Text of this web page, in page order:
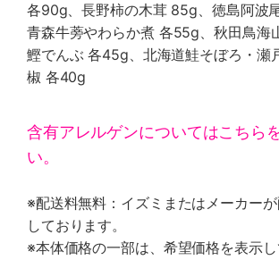
各90g、長野柿の木茸 85g、徳島阿波
青森牛蒡やわらか煮 各55g、秋田鳥海
鰹でんぶ 各45g、北海道鮭そぼろ・瀬
椒 各40g
含有アレルゲンについてはこちら
い。
※配送料無料：イズミまたはメーカー
しております。
※本体価格の一部は、希望価格を表示